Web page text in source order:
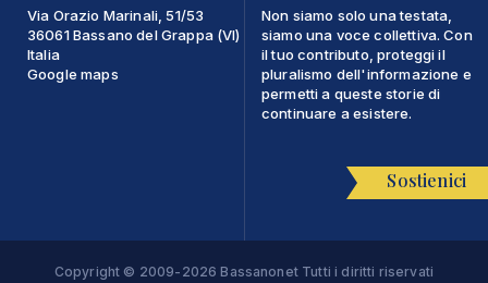
Via Orazio Marinali, 51/53
36061 Bassano del Grappa (VI)
Italia
Google maps
Non siamo solo una testata,
siamo una voce collettiva. Con
il tuo contributo, proteggi il
pluralismo dell'informazione e
permetti a queste storie di
continuare a esistere.
Sostienici
Copyright © 2009-2026 Bassanonet Tutti i diritti riservati